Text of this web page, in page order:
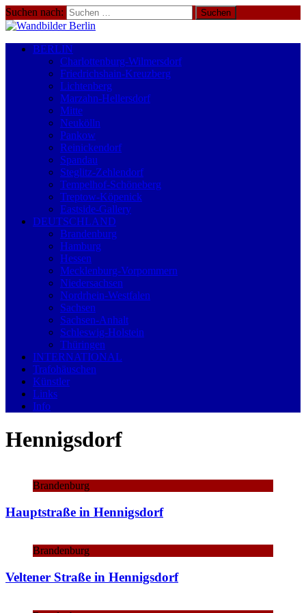
Suchen nach:
BERLIN
Charlottenburg-Wilmersdorf
Friedrichshain-Kreuzberg
Lichtenberg
Marzahn-Hellersdorf
Mitte
Neukölln
Pankow
Reinickendorf
Spandau
Steglitz-Zehlendorf
Tempelhof-Schöneberg
Treptow-Köpenick
Eastside-Gallery
DEUTSCHLAND
Brandenburg
Hamburg
Hessen
Mecklenburg-Vorpommern
Niedersachsen
Nordrhein-Westfalen
Sachsen
Sachsen-Anhalt
Schleswig-Holstein
Thüringen
INTERNATIONAL
Trafohäuschen
Künstler
Links
Info
Hennigsdorf
Brandenburg
Hauptstraße in Hennigsdorf
Brandenburg
Veltener Straße in Hennigsdorf